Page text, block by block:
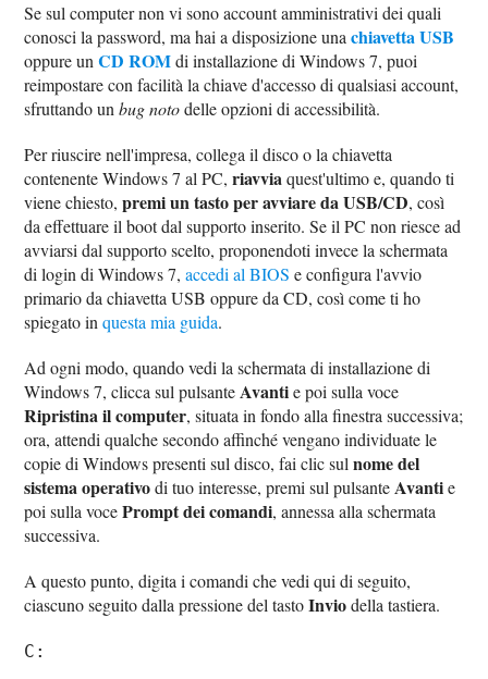
Se sul computer non vi sono account amministrativi dei quali
conosci la password, ma hai a disposizione unachiavetta USB
oppure unCD ROMdi installazione di Windows 7, puoi
reimpostare con facilità la chiave d'accesso di qualsiasi account,
sfruttando unbug notodelle opzioni di accessibilità.
Per riuscire nell'impresa, collega il disco o la chiavetta
contenente Windows 7 al PC,riavviaquest'ultimo e, quando ti
viene chiesto,premi un tasto per avviare da USB/CD, così
da effettuare il boot dal supporto inserito. Se il PC non riesce ad
avviarsi dal supporto scelto, proponendoti invece la schermata
di login di Windows 7,accedi al BIOS e configura l'avvio
primario da chiavetta USB oppure da CD, così come ti ho
spiegato inquesta mia guida.
Ad ogni modo, quando vedi la schermata di installazione di
Windows 7, clicca sul pulsante Avantie poi sulla voce
Ripristina il computer, situata in fondo alla finestra successiva;
ora, attendi qualche secondo affinché vengano individuate le
copie di Windows presenti sul disco, fai clic sulnome del
sistema operativodi tuo interesse, premi sul pulsante Avantie
poi sulla vocePrompt dei comandi, annessa alla schermata
successiva.
A questo punto, digita i comandi che vedi qui di seguito,
ciascuno seguito dalla pressione del tastoInviodella tastiera.
C: